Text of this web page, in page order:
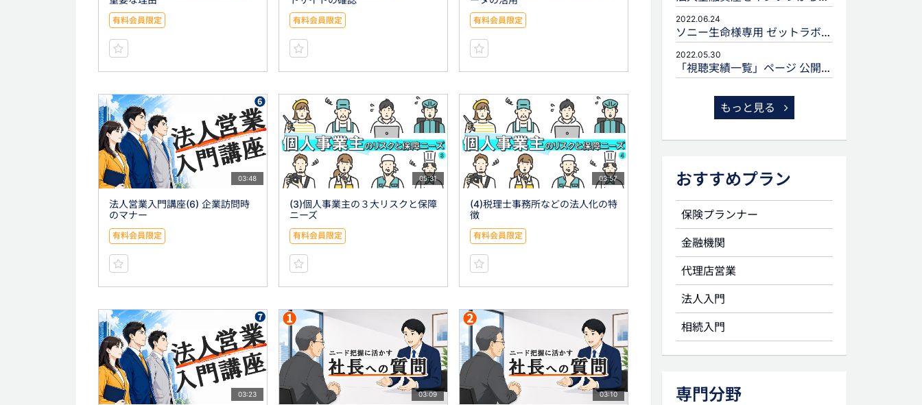
有料会員限定 有料会員限定 有料会員限定
03:48
法人営業入門講座(6) 企業訪問時
のマナー
有料会員限定
05:31
(3)個人事業主の３大リスクと保障
ニーズ
有料会員限定
03:57
(4)税理士事務所などの法人化の特
徴
有料会員限定
03:23 03:09 03:10
2022.06.24
ソニー生命様専用 ゼットラボforLIFEPLANNERのご案内
2022.05.30
「視聴実績一覧」ページ 公開のお知らせ
もっと見る
おすすめプラン
保険プランナー
金融機関
代理店営業
法人入門
相続入門
専門分野